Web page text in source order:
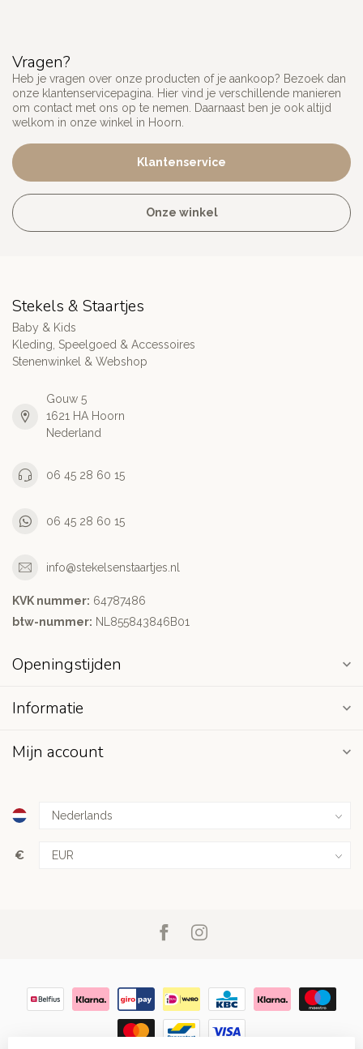
Vragen?
Heb je vragen over onze producten of je aankoop? Bezoek dan
onze klantenservicepagina. Hier vind je verschillende manieren
om contact met ons op te nemen. Daarnaast ben je ook altijd
welkom in onze winkel in Hoorn.
Klantenservice
Onze winkel
Stekels & Staartjes
Baby & Kids
Kleding, Speelgoed & Accessoires
Stenenwinkel & Webshop
Gouw 5
1621 HA Hoorn
Nederland
06 45 28 60 15
06 45 28 60 15
info@stekelsenstaartjes.nl
KVK nummer: 64787486
btw-nummer: NL855843846B01
Openingstijden
Informatie
Mijn account
€